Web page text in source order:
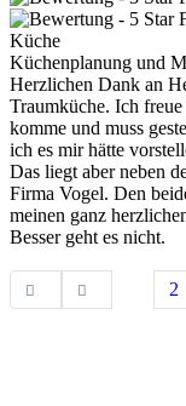
Küche
Küchenplanung und
Herzlichen Dank an
Traumküche. Ich
komme und muss
ich es mir hätte
Das liegt aber neben
Firma Vogel. Den
meinen ganz
Besser geht es nicht.
2